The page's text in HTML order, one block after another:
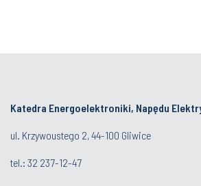
Katedra Energoelektroniki, Napędu
ul. Krzywoustego 2, 44-100 Gliwice
tel.: 32 237-12-47